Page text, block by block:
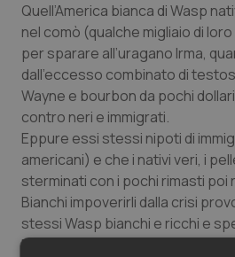
Quell’America bianca di Wasp
nel comò (qualche migliaio di
per sparare all’uragano Irma,
dall’eccesso combinato di
Wayne e bourbon da pochi
contro neri e immigrati.
Eppure essi stessi nipoti di
americani) e che i nativi veri, i
sterminati con i pochi rimasti poi
Bianchi impoverirli dalla crisi
stessi Wasp bianchi e ricchi e
Presidente che hanno voluto è